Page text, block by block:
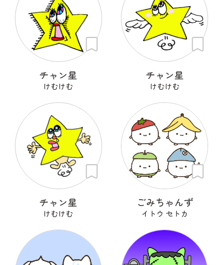
チャン星
けむけむ
チャン星
けむけむ
チャン星
けむけむ
ごみちゃんず
イトウ セトカ